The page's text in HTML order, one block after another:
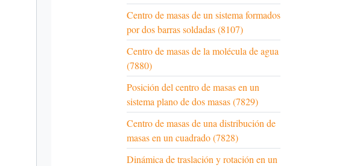
Centro de masas de un sistema formados
por dos barras soldadas (8107)
Centro de masas de la molécula de agua
(7880)
Posición del centro de masas en un
sistema plano de dos masas (7829)
Centro de masas de una distribución de
masas en un cuadrado (7828)
Dinámica de traslación y rotación en un